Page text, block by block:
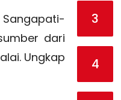
dari
Ungkap
3
4